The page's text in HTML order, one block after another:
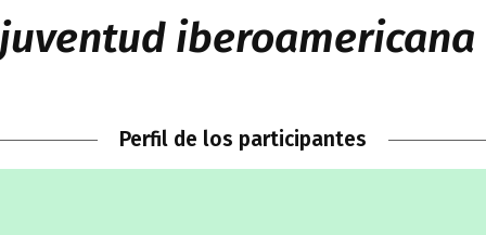
juventud iberoamericana
Perfil de los participantes